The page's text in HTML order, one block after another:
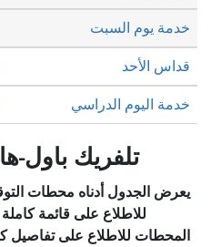
خدمة يوم السبت
قداس الأحد
خدمة اليوم الدراسي
تلفريك باول-
يعرض الجدول أدناه محطات
للاطلاع على قائمة
المحطات للاطلاع على تفاصيل